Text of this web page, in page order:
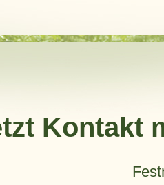
Kontakt